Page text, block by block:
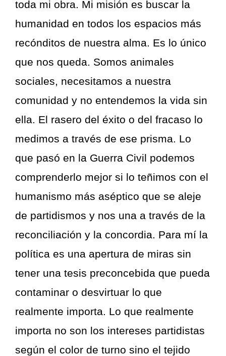
toda mi obra. Mi misión es buscar la
humanidad en todos los espacios más
recónditos de nuestra alma. Es lo único
que nos queda. Somos animales
sociales, necesitamos a nuestra
comunidad y no entendemos la vida sin
ella. El rasero del éxito o del fracaso lo
medimos a través de ese prisma. Lo
que pasó en la Guerra Civil podemos
comprenderlo mejor si lo teñimos con el
humanismo más aséptico que se aleje
de partidismos y nos una a través de la
reconciliación y la concordia. Para mí la
política es una apertura de miras sin
tener una tesis preconcebida que pueda
contaminar o desvirtuar lo que
realmente importa. Lo que realmente
importa no son los intereses partidistas
según el color de turno sino el tejido